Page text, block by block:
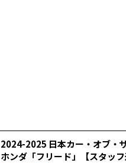
2024-2025 日本カー・オブ・
ホンダ「フリード」【スタッフ